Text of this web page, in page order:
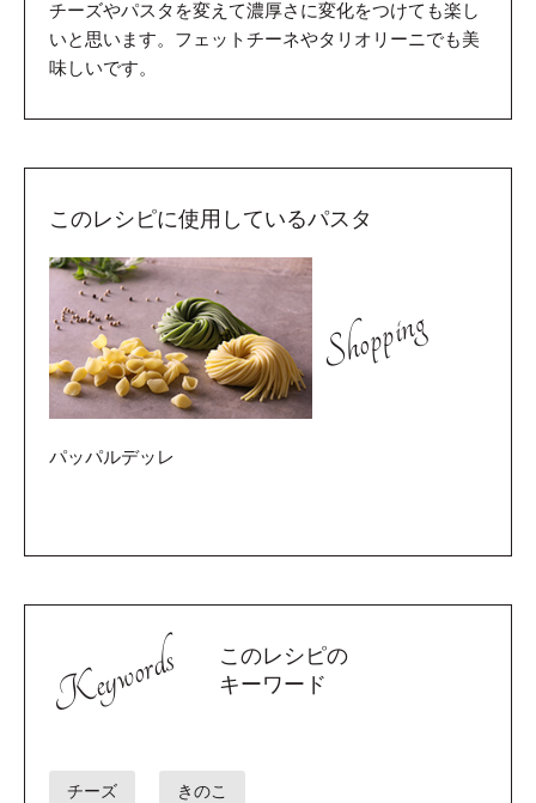
チーズやパスタを変えて濃厚さに変化をつけても楽し
いと思います。フェットチーネやタリオリーニでも美
味しいです。
このレシピに使用しているパスタ
Shopping
パッパルデッレ
Keywords
このレシピの
キーワード
チーズ きのこ